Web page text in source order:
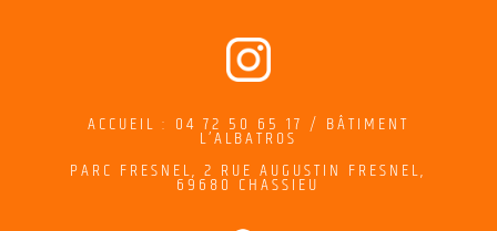
ACCUEIL : 04 72 50 65 17 / BÂTIMENT
L’ALBATROS
PARC FRESNEL, 2 RUE AUGUSTIN FRESNEL,
69680 CHASSIEU